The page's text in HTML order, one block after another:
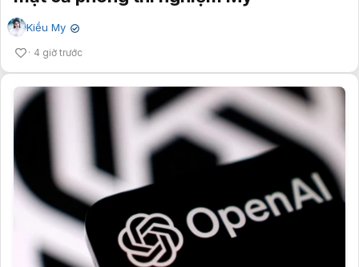
Kiều My ✔
4 giờ trước